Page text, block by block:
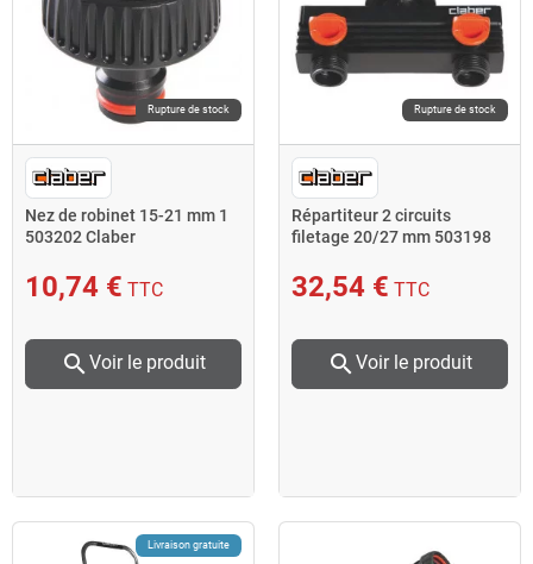
Rupture de stock
Nez de robinet 15-21 mm 1
503202 Claber
10,74 € TTC
search Voir le produit
Rupture de stock
Répartiteur 2 circuits
filetage 20/27 mm 503198
32,54 € TTC
search Voir le produit
Livraison gratuite